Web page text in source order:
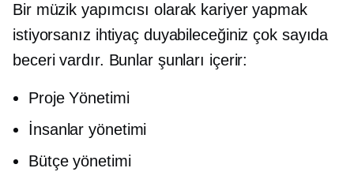
Bir müzik yapımcısı olarak kariyer yapmak
istiyorsanız ihtiyaç duyabileceğiniz çok sayıda
beceri vardır. Bunlar şunları içerir:
Proje Yönetimi
İnsanlar yönetimi
Bütçe yönetimi